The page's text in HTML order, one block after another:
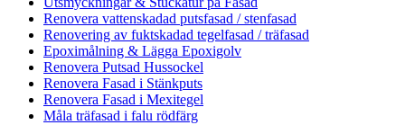
Renovera vattenskadad putsfasad / stenfasad
Renovering av fuktskadad tegelfasad / träfasad
Epoximålning & Lägga Epoxigolv
Renovera Putsad Hussockel
Renovera Fasad i Stänkputs
Renovera Fasad i Mexitegel
Måla träfasad i falu rödfärg